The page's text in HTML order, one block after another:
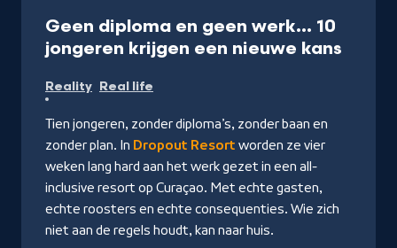
Geen diploma en geen werk... 10
jongeren krijgen een nieuwe kans
Reality Real life
Tien jongeren, zonder diploma’s, zonder baan en
zonder plan. In Dropout Resort worden ze vier
weken lang hard aan het werk gezet in een all-
inclusive resort op Curaçao. Met echte gasten,
echte roosters en echte consequenties. Wie zich
niet aan de regels houdt, kan naar huis.